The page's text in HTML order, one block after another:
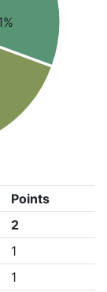
Points
2
1
1